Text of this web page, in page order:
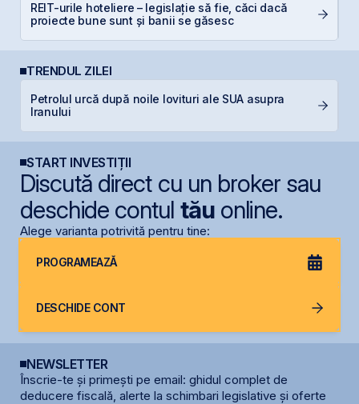
REIT-urile hoteliere – legislație să fie, căci dacă
proiecte bune sunt și banii se găsesc
TRENDUL ZILEI
Petrolul urcă după noile lovituri ale SUA asupra
Iranului
START INVESTIȚII
Discută direct cu un broker sau
deschide contul tăuonline.
Alege varianta potrivită pentru tine:
PROGRAMEAZĂ
DESCHIDE CONT
NEWSLETTER
Înscrie-te și primești pe email: ghidul complet de
deducere fiscală, alerte la schimbari legislative și oferte